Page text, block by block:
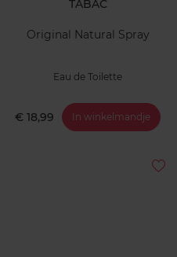
TABAC
Original Natural Spray
Eau de Toilette
€ 18,99 In winkelmandje